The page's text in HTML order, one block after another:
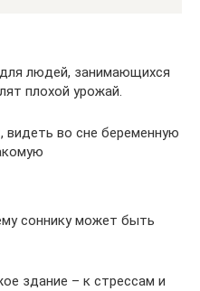
людей, занимающихся
плохой урожай.
видеть во сне беременную
соннику может быть
здание – к стрессам и